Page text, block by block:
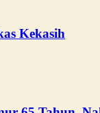
Kekasih